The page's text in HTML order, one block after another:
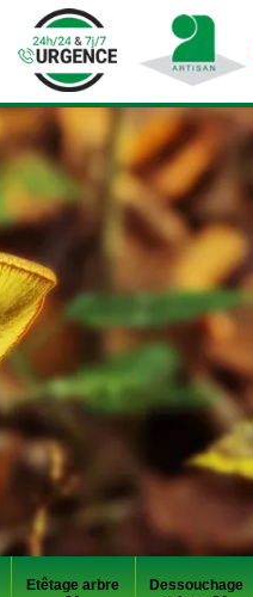
Etêtage arbre
Dessouchage